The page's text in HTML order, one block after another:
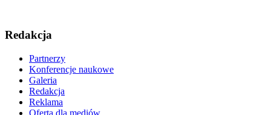
Redakcja
Partnerzy
Konferencje naukowe
Galeria
Redakcja
Reklama